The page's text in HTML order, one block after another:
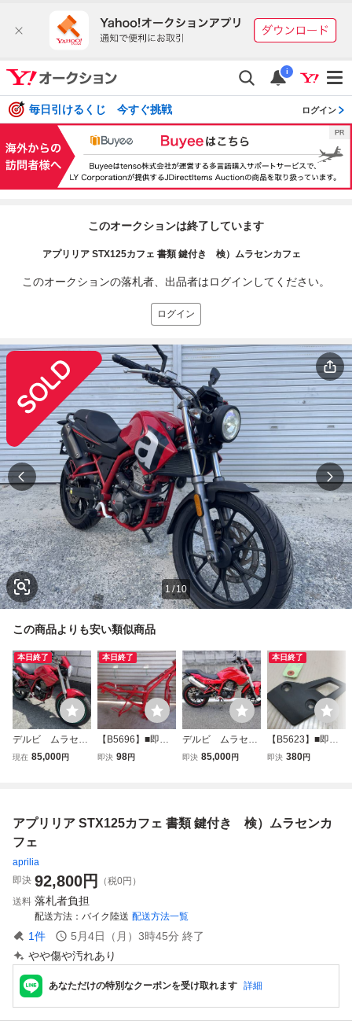
i
毎日引けるくじ 今すぐ挑戦 ログイン
このオークションは終了しています
アプリリア STX125カフェ 書類 鍵付き 検）ムラセンカフェ
このオークションの落札者、出品者はログインしてください。
ログイン
1 /10
この商品よりも安い類似商品
本日終了
デルビ ムラセン
カフェ１２５ 書
現在 85,000円
本日終了
【B5696】■即決■
アプリリア.STX12
Aprilia STXcafe12
即決 98円
デルビ ムラセン
カフェ125 書類
即決 85,000円
本日終了
【B5623】■即決■
アプリリア.STX12
prilia STXcafe125
即決 380円
アプリリア STX125カフェ 書類 鍵付き 検）ムラセンカ
フェ
aprilia
即決 92,800円
（税0円）
送料 落札者負担
配送方法 バイク陸送 配送方法一覧
1件 5月4日（月）3時45分 終了
やや傷や汚れあり
あなただけの特別なクーポンを受け取れます 詳細